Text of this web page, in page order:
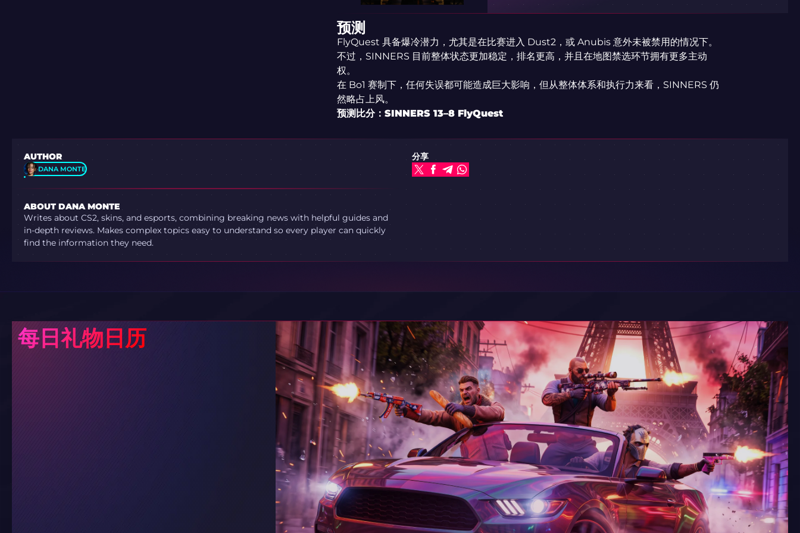
预测
FlyQuest 具备爆冷潜力，尤其是在比赛进入 Dust2，或 Anubis 意外未被禁用的情况下。
不过，SINNERS 目前整体状态更加稳定，排名更高，并且在地图禁选环节拥有更多主动
权。
在 Bo1 赛制下，任何失误都可能造成巨大影响，但从整体体系和执行力来看，SINNERS 仍
然略占上风。
预测比分：SINNERS 13–8 FlyQuest
AUTHOR
DANA MONTE
ABOUT DANA MONTE
Writes about CS2, skins, and esports, combining breaking news with helpful guides and
in-depth reviews. Makes complex topics easy to understand so every player can quickly
find the information they need.
分享
每日礼物日历